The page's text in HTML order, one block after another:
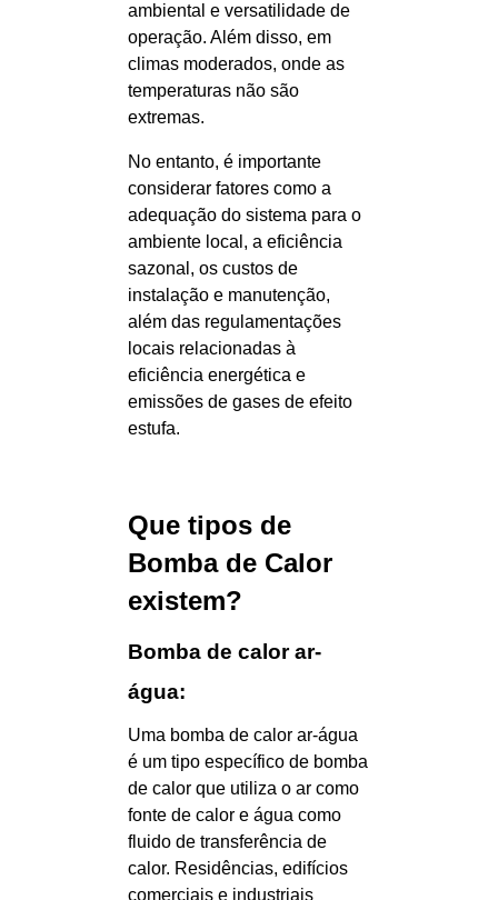
ambiental e versatilidade de
operação. Além disso, em
climas moderados, onde as
temperaturas não são
extremas.
No entanto, é importante
considerar fatores como a
adequação do sistema para o
ambiente local, a eficiência
sazonal, os custos de
instalação e manutenção,
além das regulamentações
locais relacionadas à
eficiência energética e
emissões de gases de efeito
estufa.
Que tipos de
Bomba de Calor
existem?
Bomba de calor ar-
água:
Uma bomba de calor ar-água
é um tipo específico de bomba
de calor que utiliza o ar como
fonte de calor e água como
fluido de transferência de
calor. Residências, edifícios
comerciais e industriais